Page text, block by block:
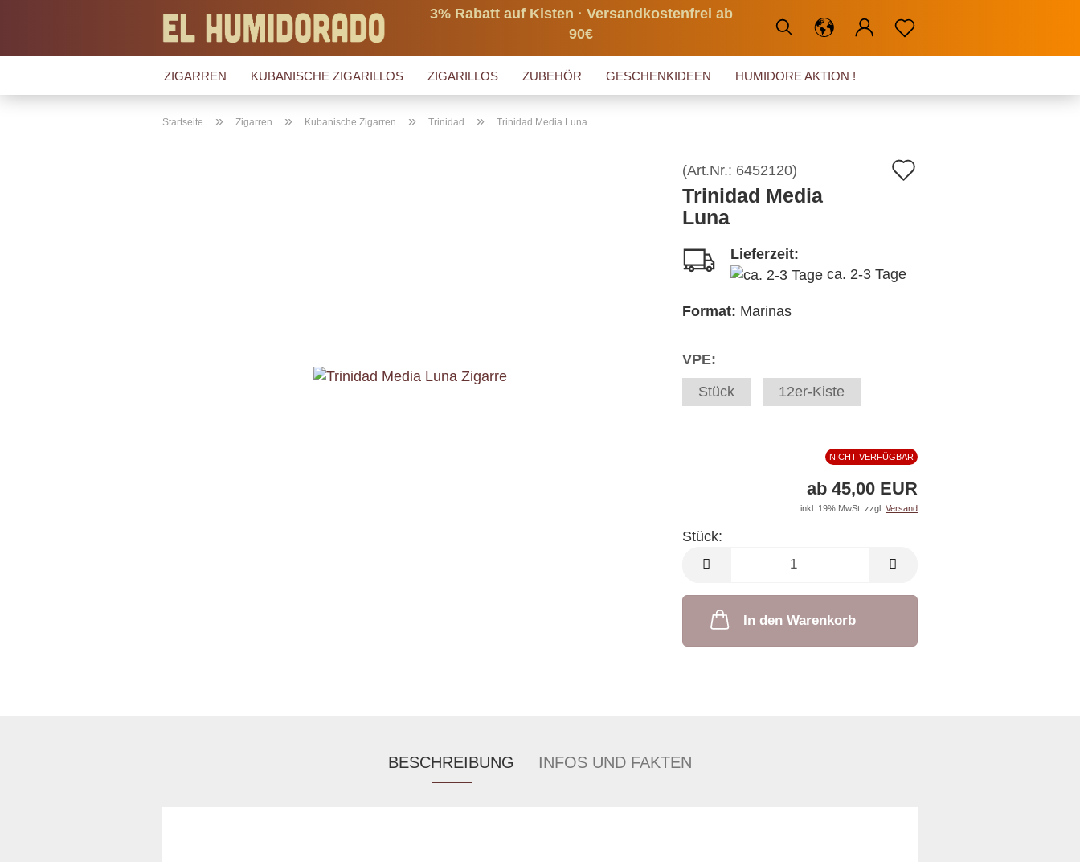
3% Rabatt auf Kisten · Versandkostenfrei ab
90€
ZIGARREN KUBANISCHE ZIGARILLOS ZIGARILLOS ZUBEHÖR GESCHENKIDEEN HUMIDORE AKTION !
Startseite » Zigarren » Kubanische Zigarren » Trinidad » Trinidad Media Luna
(Art.Nr.: 6452120)
Trinidad Media
Luna
Lieferzeit:
ca. 2-3 Tage
Format: Marinas
VPE:
Stück
12er-Kiste
NICHT VERFÜGBAR
ab 45,00 EUR
inkl. 19% MwSt. zzgl. Versand
Stück:
Stück
In den Warenkorb
BESCHREIBUNG INFOS UND FAKTEN